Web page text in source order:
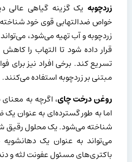
زردچوبه یک گزینه گیاهی عالی
خواص ضدالتهابی قوی خود
زردچوبه و آب تهیه می‌شود،
قرار داده شود تا التهاب را کاهش
تسریع کند. برخی افراد نیز برای
مبتنی بر زردچوبه استفاده می‌کنند.
روغن درخت چای، اگرچه به
اما به طور گسترده‌ای به عنوان
شناخته می‌شود. یک محلول رقیق
می‌تواند به عنوان یک دهانشویه
باکتری‌های مسئول عفونت لثه و